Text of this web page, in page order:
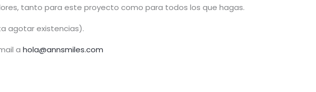
tanto para este proyecto como para todos los que hagas.
agotar existencias).
a hola@annsmiles.com